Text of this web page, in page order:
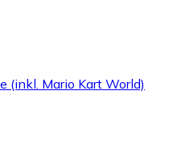
(inkl. Mario Kart World)